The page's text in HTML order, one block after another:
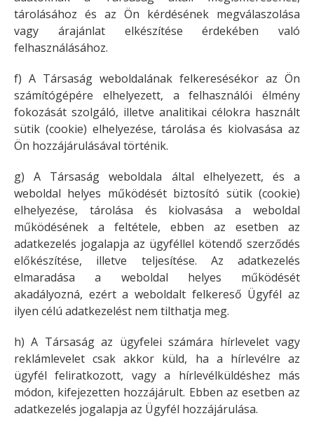
tárolásához és az Ön kérdésének megválaszolása
vagy árajánlat elkészítése érdekében való
felhasználásához.
f) A Társaság weboldalának felkeresésékor az Ön
számítógépére elhelyezett, a felhasználói élmény
fokozását szolgáló, illetve analitikai célokra használt
sütik (cookie) elhelyezése, tárolása és kiolvasása az
Ön hozzájárulásával történik.
g) A Társaság weboldala által elhelyezett, és a
weboldal helyes működését biztosító sütik (cookie)
elhelyezése, tárolása és kiolvasása a weboldal
működésének a feltétele, ebben az esetben az
adatkezelés jogalapja az ügyféllel kötendő szerződés
előkészítése, illetve teljesítése. Az adatkezelés
elmaradása a weboldal helyes működését
akadályozná, ezért a weboldalt felkereső Ügyfél az
ilyen célú adatkezelést nem tilthatja meg.
h) A Társaság az ügyfelei számára hírlevelet vagy
reklámlevelet csak akkor küld, ha a hírlevélre az
ügyfél feliratkozott, vagy a hírlevélküldéshez más
módon, kifejezetten hozzájárult. Ebben az esetben az
adatkezelés jogalapja az Ügyfél hozzájárulása.